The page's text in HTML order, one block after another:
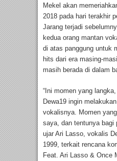
Mekel akan
2018 pada hari terakhir
Jarang terjadi
kedua orang mantan
di atas panggung untuk
hits dari era masing-
masih berada di dalam
“Ini momen yang
Dewa19 ingin
vokalisnya. Momen
saya, dan tentunya bagi
ujar Ari Lasso, vokalis
1999, terkait rencana
Feat. Ari Lasso & Once